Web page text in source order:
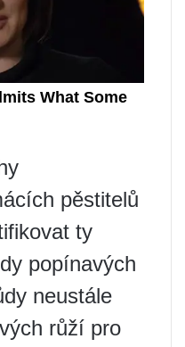
pěstitelů
ty
popínavých
neustále
růží pro